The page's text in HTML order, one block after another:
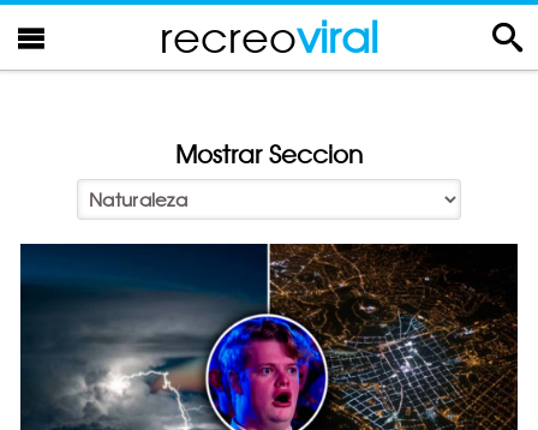
recreoviral
Mostrar Seccion